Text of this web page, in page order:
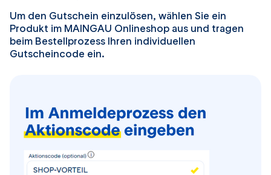
Um den Gutschein einzulösen, wählen Sie ein
Produkt im MAINGAU Onlineshop aus und tragen
beim Bestellprozess Ihren individuellen
Gutscheincode ein.